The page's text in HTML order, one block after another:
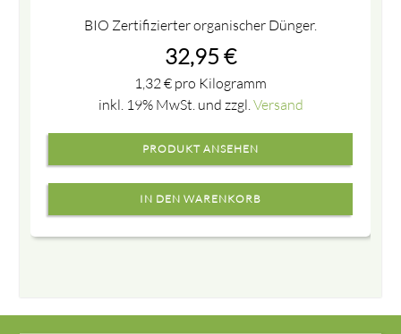
BIO Zertifizierter organischer Dünger.
32,95 €
1,32 € pro Kilogramm
inkl. 19% MwSt. und zzgl. Versand
PRODUKT ANSEHEN